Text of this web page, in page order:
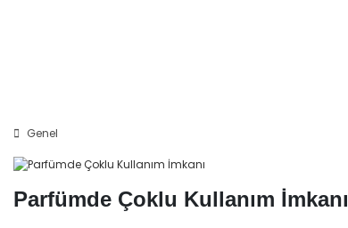
Genel
Parfümde Çoklu Kullanım İmkanı